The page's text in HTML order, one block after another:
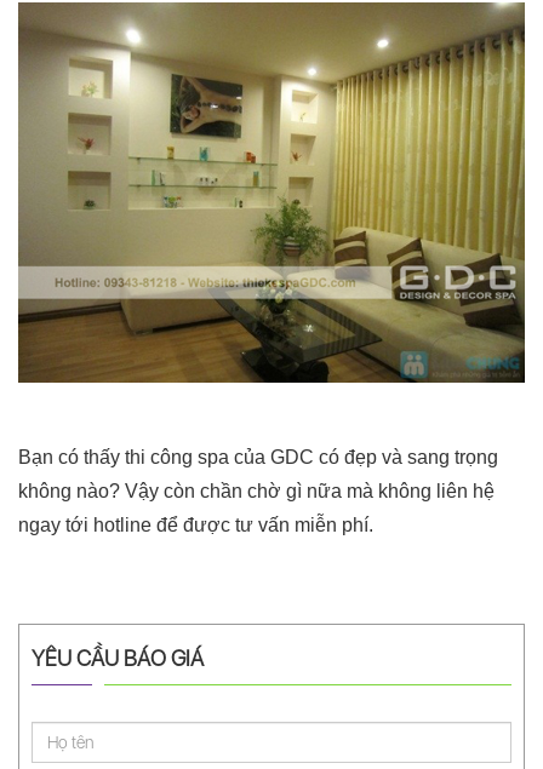
Bạn có thấy thi công spa của GDC có đẹp và sang trọng
không nào? Vậy còn chần chờ gì nữa mà không liên hệ
ngay tới hotline để được tư vấn miễn phí.
YÊU CẦU BÁO GIÁ